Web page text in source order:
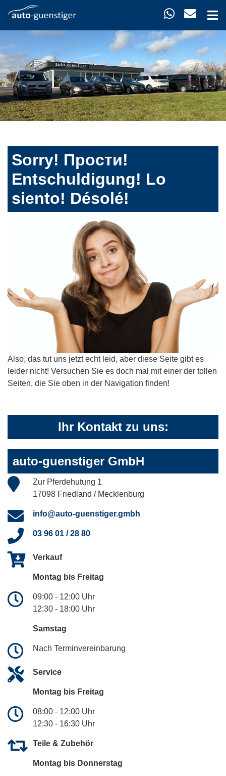
Sorry! Прости!
Entschuldigung! Lo
siento! Désolé!
Also, das tut uns jetzt echt leid, aber diese Seite gibt es
leider nicht! Versuchen Sie es doch mal mit einer der tollen
Seiten, die Sie oben in der Navigation finden!
Ihr Kontakt zu uns:
auto-guenstiger GmbH
Zur Pferdehutung 1
17098 Friedland / Mecklenburg
info@auto-guenstiger.gmbh
03 96 01 / 28 80
Verkauf
Montag bis Freitag
09:00 - 12:00 Uhr
12:30 - 18:00 Uhr
Samstag
Nach Terminvereinbarung
Service
Montag bis Freitag
08:00 - 12:00 Uhr
12:30 - 16:30 Uhr
Teile & Zubehör
Montag bis Donnerstag